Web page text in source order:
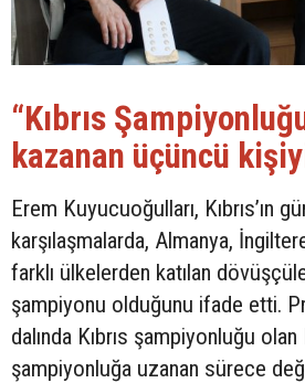
“Kıbrıs
kazanan üçüncü
Erem Kuyucuoğulları, Kıbrıs’ın
karşılaşmalarda, Almanya,
farklı ülkelerden katılan
şampiyonu olduğunu ifade etti.
dalında Kıbrıs şampiyonluğu
şampiyonluğa uzanan sürece